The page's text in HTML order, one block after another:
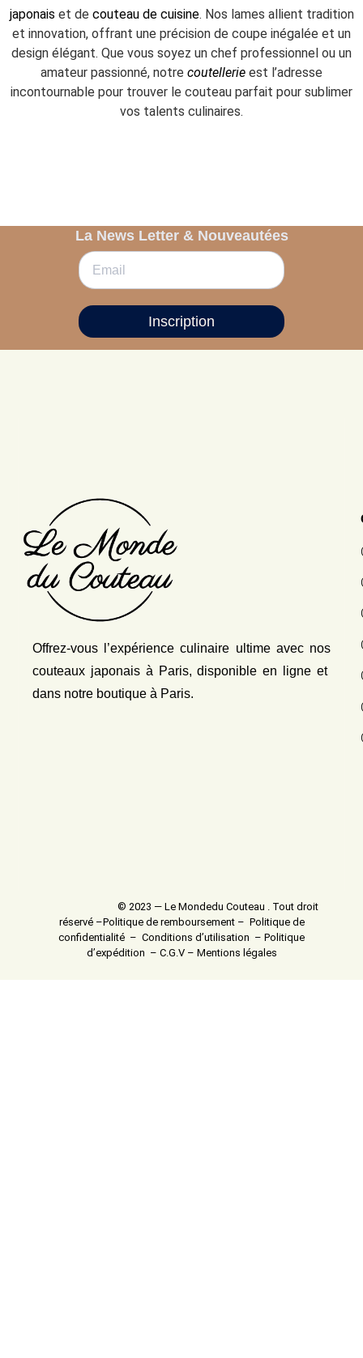
japonais et de couteau de cuisine. Nos lames allient tradition
et innovation, offrant une précision de coupe inégalée et un
design élégant. Que vous soyez un chef professionnel ou un
amateur passionné, notre coutellerie est l’adresse
incontournable pour trouver le couteau parfait pour sublimer
vos talents culinaires.
La News Letter & Nouveautées
Inscription
Offrez-vous l’expérience culinaire ultime avec nos
couteaux japonais à Paris, disponible en ligne et
dans notre boutique à Paris.
© 2023 — Le Mondedu Couteau . Tout droit
réservé –Politique de remboursement – Politique de
confidentialité – Conditions d’utilisation – Politique
d’expédition – C.G.V– Mentions légales